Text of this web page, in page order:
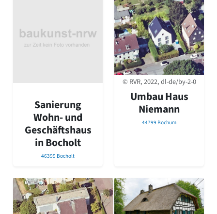
Sanierung
Wohn- und
Geschäftshaus
in Bocholt
46399 Bocholt
© RVR, 2022, dl-de/by-2-0
Umbau Haus
Niemann
44799 Bochum